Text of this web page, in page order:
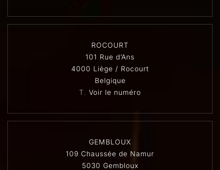
ROCOURT
101 Rue d’Ans
4000 Liège / Rocourt
Belgique
T. Voir le numéro
GEMBLOUX
109 Chaussée de Namur
5030 Gembloux